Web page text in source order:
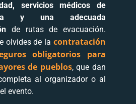
servicios médicos de
y una adecuada
de rutas de evacuación.
olvides de la contratación
obligatorios para
de pueblos, que dan
al organizador o al
evento.